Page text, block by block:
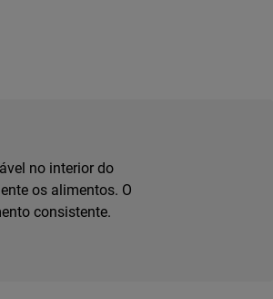
no interior do
os alimentos. O
consistente.